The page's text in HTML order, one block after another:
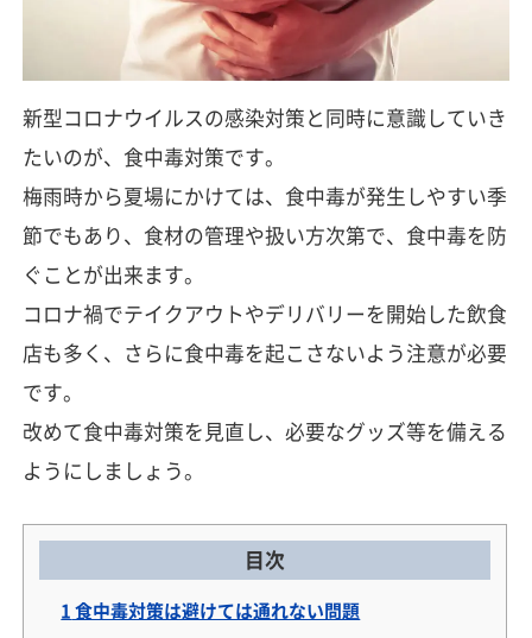
新型コロナウイルスの感染対策と同時に意識していき
たいのが、食中毒対策です。
梅雨時から夏場にかけては、食中毒が発生しやすい季
節でもあり、食材の管理や扱い方次第で、食中毒を防
ぐことが出来ます。
コロナ禍でテイクアウトやデリバリーを開始した飲食
店も多く、さらに食中毒を起こさないよう注意が必要
です。
改めて食中毒対策を見直し、必要なグッズ等を備える
ようにしましょう。
目次
1食中毒対策は避けては通れない問題